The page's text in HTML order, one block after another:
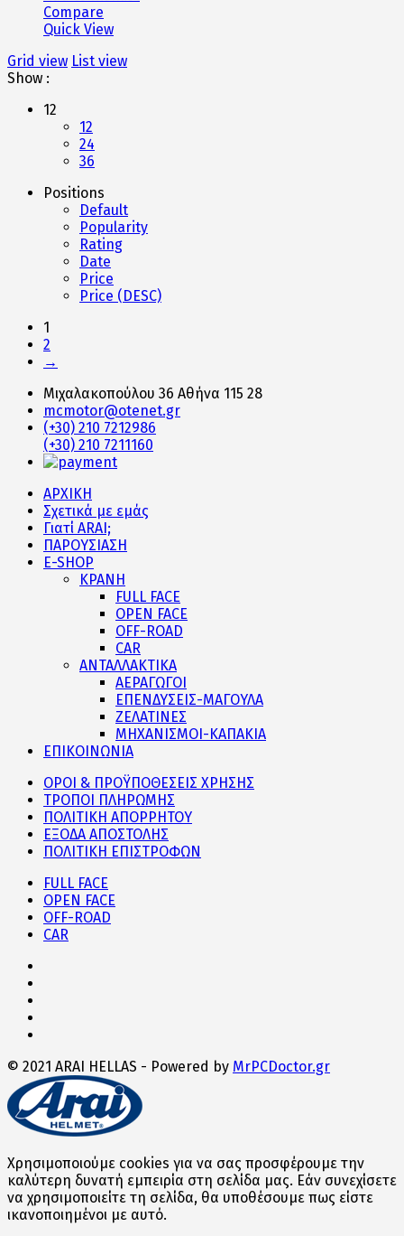
Compare
Quick View
Grid view List view
Show :
12
12
24
36
Positions
Default
Popularity
Rating
Date
Price
Price (DESC)
1
2
→
Μιχαλακοπούλου 36 Αθήνα 115 28
mcmotor@otenet.gr
(+30) 210 7212986
(+30) 210 7211160
ΑΡΧΙΚΗ
Σχετικά με εμάς
Γιατί ARAI;
ΠΑΡΟΥΣΙΑΣΗ
E-SHOP
ΚΡΑΝΗ
FULL FACE
OPEN FACE
OFF-ROAD
CAR
ΑΝΤΑΛΛΑΚΤΙΚΑ
ΑΕΡΑΓΩΓΟΙ
ΕΠΕΝΔΥΣΕΙΣ-ΜΑΓΟΥΛΑ
ΖΕΛΑΤΙΝΕΣ
ΜΗΧΑΝΙΣΜΟΙ-ΚΑΠΑΚΙΑ
ΕΠΙΚΟΙΝΩΝΙΑ
ΟΡΟΙ & ΠΡΟΫΠΟΘΕΣΕΙΣ ΧΡΗΣΗΣ
ΤΡΟΠΟΙ ΠΛΗΡΩΜΗΣ
ΠΟΛΙΤΙΚΗ ΑΠΟΡΡΗΤΟΥ
ΕΞΟΔΑ ΑΠΟΣΤΟΛΗΣ
ΠΟΛΙΤΙΚΗ ΕΠΙΣΤΡΟΦΩΝ
FULL FACE
OPEN FACE
OFF-ROAD
CAR
© 2021 ARAI HELLAS - Powered by MrPCDoctor.gr
Χρησιμοποιούμε cookies για να σας προσφέρουμε την
καλύτερη δυνατή εμπειρία στη σελίδα μας. Εάν συνεχίσετε
να χρησιμοποιείτε τη σελίδα, θα υποθέσουμε πως είστε
ικανοποιημένοι με αυτό.